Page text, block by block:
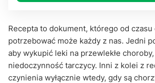
Recepta to dokument, którego od czasu
potrzebować może każdy z nas. Jedni
aby wykupić leki na przewlekłe choroby,
niedoczynność tarczycy. Inni z kolei z
czynienia wyłącznie wtedy, gdy są